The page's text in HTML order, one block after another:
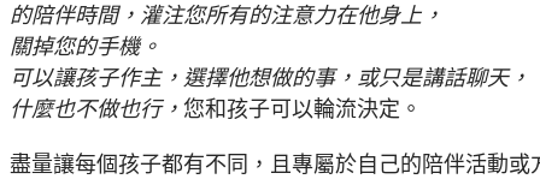
的陪伴時間，灌注您所有的注意力在他身上，
關掉您的手機。
可以讓孩子作主，選擇他想做的事，或只是講話聊天，
什麼也不做也行， 您和孩子可以輪流決定。
盡量讓每個孩子都有不同，且專屬於自己的陪伴活動